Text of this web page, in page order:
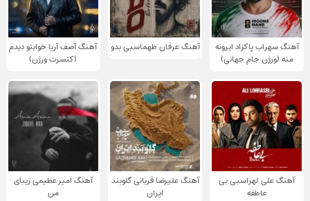
آهنگ سهراب پاکزاد ایرونه
منه (ورژن جام جهانی)
آهنگ عرفان طهماسبی بدو
آهنگ آصف آریا خوابتو دیدم
(کنسرت ورژن)
آهنگ علی لهراسبی بی
عاطفه
آهنگ علیرضا قربانی گلوبند
ایران
آهنگ امیر عظیمی زیبای
من